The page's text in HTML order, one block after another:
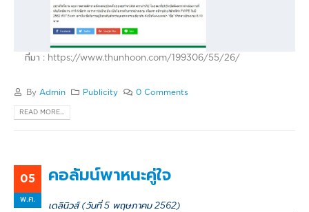
ที่มา : https://www.thunhoon.com/199306/55/26/
By Admin Publicity 0 Comments
READ MORE...
05
พ.ค.
คอลัมน์พาหนะคู่ใจ
เดลินิวส์ (วันที่ 5 พฤษภาคม 2562)